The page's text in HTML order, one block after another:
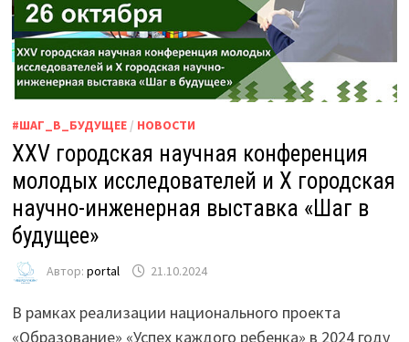
#ШАГ_В_БУДУЩЕЕ/ НОВОСТИ
XXV городская научная конференция
молодых исследователей и X городская
научно-инженерная выставка «Шаг в
будущее»
Автор: portal 21.10.2024
В рамках реализации национального проекта
«Образование» «Успех каждого ребенка» в 2024 году